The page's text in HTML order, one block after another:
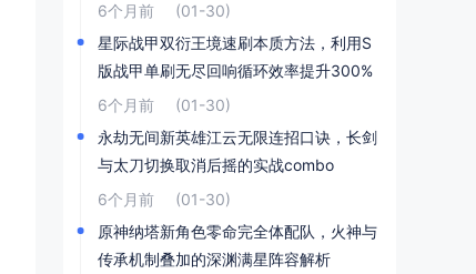
6个月前
(01-30)
星际战甲双衍王境速刷本质方法，利用S
版战甲单刷无尽回响循环效率提升300%
6个月前
(01-30)
永劫无间新英雄江云无限连招口诀，长剑
与太刀切换取消后摇的实战combo
6个月前
(01-30)
原神纳塔新角色零命完全体配队，火神与
传承机制叠加的深渊满星阵容解析